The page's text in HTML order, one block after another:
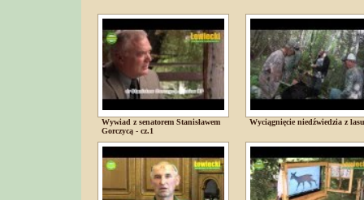
Wywiad z senatorem Stanisławem
Gorczycą - cz.1
Wyciągnięcie niedźwiedzia z lasu